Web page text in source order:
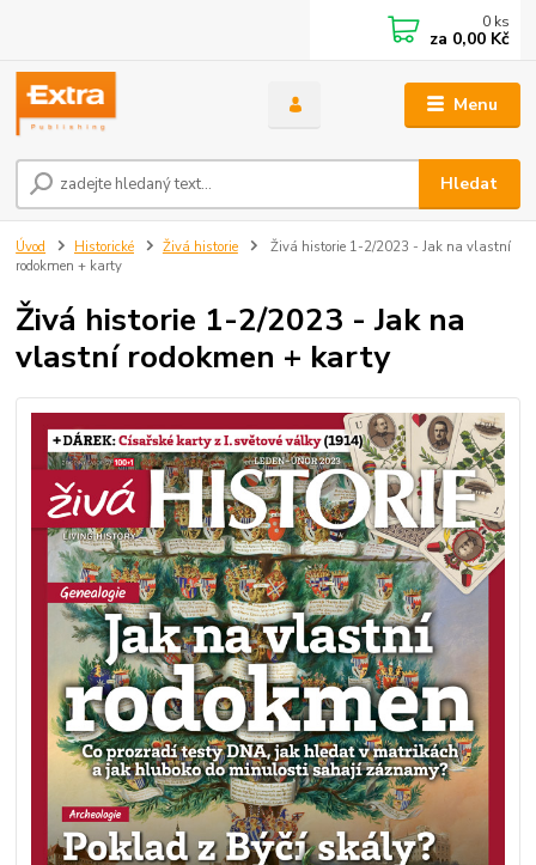
Menu
Hledat
0 ks
za 0,00 Kč
Úvod Historické Živá historie
Živá historie 1-2/2023 - Jak na vlastní
rodokmen + karty
Živá historie 1-2/2023 - Jak na
vlastní rodokmen + karty